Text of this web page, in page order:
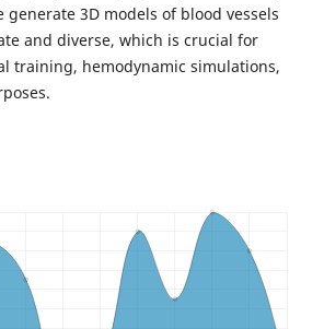
generate 3D models of blood vessels
and diverse, which is crucial for
training, hemodynamic simulations,